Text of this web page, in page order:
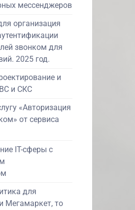
мессенджеров
организация
звонком для
2025 год.
и
и СКС
«Авторизация
от сервиса
IT-сферы с
для
Мегамаркет, то